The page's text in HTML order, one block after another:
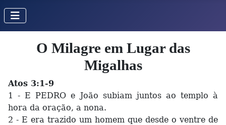
O Milagre em Lugar das
Migalhas
Atos 3:1-9
1 - E PEDRO e João subiam juntos ao templo à
hora da oração, a nona.
2 - E era trazido um homem que desde o ventre de